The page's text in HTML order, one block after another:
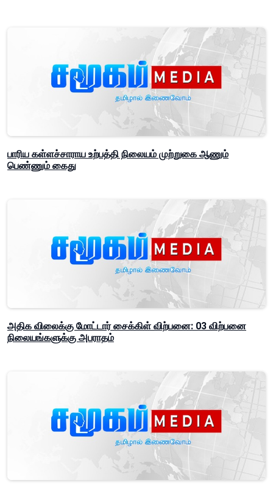
பாரிய கள்ளச்சாராய உற்பத்தி நிலையம் முற்றுகை ஆணும்
பெண்ணும் கைது
அதிக விலைக்கு மோட்டார் சைக்கிள் விற்பனை: 03 விற்பனை
நிலையங்களுக்கு அபராதம்